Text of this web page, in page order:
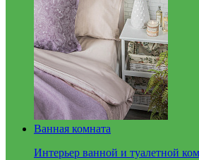
Ванная комната
Интерьер ванной и туалетной